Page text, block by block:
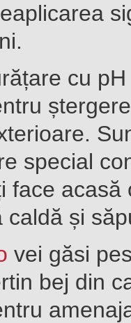
cu
special
face acasă
caldă și
vei găsi
bej din